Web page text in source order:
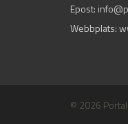
Epost:
Webbplats:
© 2026